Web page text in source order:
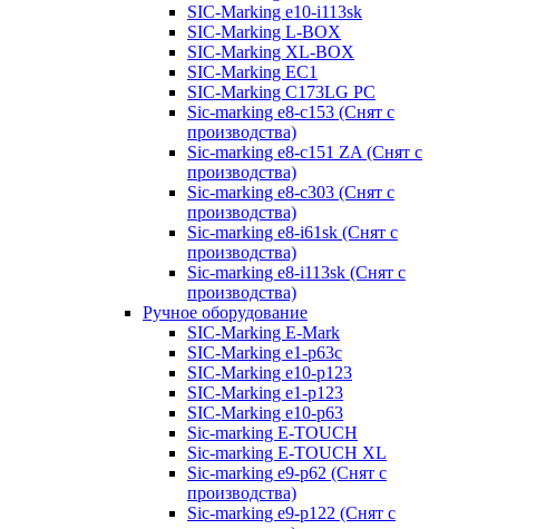
SIC-Marking e10-i113sk
SIC-Marking L-BOX
SIC-Marking XL-BOX
SIC-Marking EC1
SIC-Marking C173LG PC
Sic-marking e8-c153 (Снят с
производства)
Sic-marking e8-c151 ZA (Снят с
производства)
Sic-marking e8-c303 (Снят с
производства)
Sic-marking e8-i61sk (Снят с
производства)
Sic-marking e8-i113sk (Снят с
производства)
Ручное оборудование
SIC-Marking E-Mark
SIC-Marking e1-p63с
SIC-Marking e10-p123
SIC-Marking e1-p123
SIC-Marking e10-p63
Sic-marking E-TOUCH
Sic-marking E-TOUCH XL
Sic-marking e9-p62 (Снят с
производства)
Sic-marking e9-p122 (Снят с